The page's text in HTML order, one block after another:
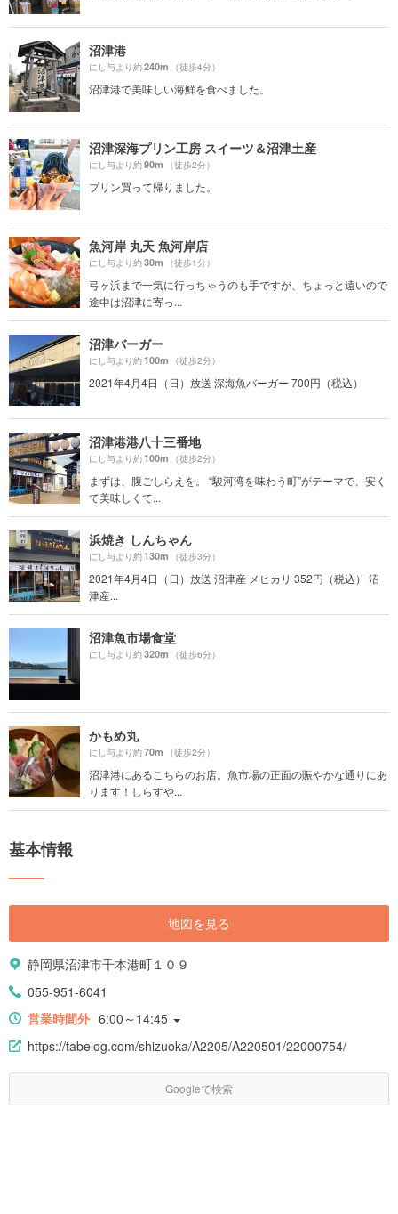
沼津港
にし与より約240m （徒歩4分）
沼津港で美味しい海鮮を食べました。
沼津深海プリン工房 スイーツ＆沼津土産
にし与より約90m （徒歩2分）
プリン買って帰りました。
魚河岸 丸天 魚河岸店
にし与より約30m （徒歩1分）
弓ヶ浜まで一気に行っちゃうのも手ですが、ちょっと遠いので
途中は沼津に寄っ...
沼津バーガー
にし与より約100m （徒歩2分）
2021年4月4日（日）放送 深海魚バーガー 700円（税込）
沼津港港八十三番地
にし与より約100m （徒歩2分）
まずは、腹ごしらえを。 “駿河湾を味わう町”がテーマで、安く
て美味しくて...
浜焼き しんちゃん
にし与より約130m （徒歩3分）
2021年4月4日（日）放送 沼津産 メヒカリ 352円（税込） 沼
津産...
沼津魚市場食堂
にし与より約320m （徒歩6分）
かもめ丸
にし与より約70m （徒歩2分）
沼津港にあるこちらのお店。魚市場の正面の賑やかな通りにあ
ります！しらすや...
基本情報
地図を見る
静岡県沼津市千本港町１０９
055-951-6041
営業時間外 6:00～14:45
https://tabelog.com/shizuoka/A2205/A220501/22000754/
Googleで検索